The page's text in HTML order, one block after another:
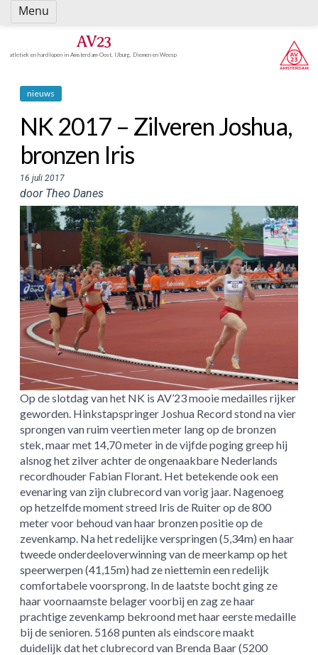
Spring
naar
AV23
atletiek en hardlopen in Amsterdam-Oost, IJburg, Diemen en Weesp
nieuws
NK 2017 – Zilveren Joshua,
bronzen Iris
16 juli 2017
door Theo Danes
Op de slotdag van het NK is AV’23 mooie medailles rijker
geworden. Hinkstapspringer Joshua Record stond na vier
sprongen van ruim veertien meter lang op de bronzen
stek, maar met 14,70 meter in de vijfde poging greep hij
alsnog het zilver achter de ongenaakbare Nederlands
recordhouder Fabian Florant. Het betekende ook een
evenaring van zijn clubrecord van vorig jaar. Nagenoeg
op hetzelfde moment streed Iris de Ruiter op de 800
meter voor behoud van haar bronzen positie op de
zevenkamp. Na het redelijke verspringen (5,34m) en haar
tweede onderdeeloverwinning van de meerkamp op het
speerwerpen (41,15m) had ze niettemin een redelijk
comfortabele voorsprong. In de laatste bocht ging ze
haar voornaamste belager voorbij en zag ze haar
prachtige zevenkamp bekroond met haar eerste medaille
bij de senioren. 5168 punten als eindscore maakt
duidelijk dat het clubrecord van Brenda Baar (5200
Menu